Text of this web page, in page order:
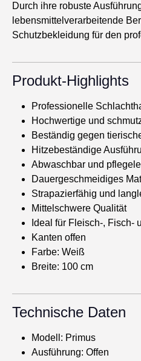
Durch ihre robuste
lebensmittelverarbeitende
Schutzbekleidung für den
Produkt-Highlights
Professionelle
Hochwertige und
Beständig gegen
Hitzebeständige
Abwaschbar und
Dauergeschmeidiges
Strapazierfähig und
Mittelschwere Qualität
Ideal für Fleisch-, Fisch-
Kanten offen
Farbe: Weiß
Breite: 100 cm
Technische Daten
Modell: Primus
Ausführung: Offen